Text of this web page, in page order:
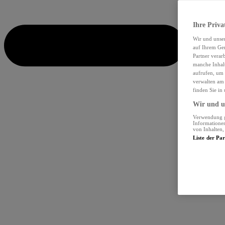
Ihre
Wir und
auf Ihrem
Partner
manche
aufrufen, um
verwalten
finden Sie in
Wir und
Verwendung
von Inhalten,
Liste der